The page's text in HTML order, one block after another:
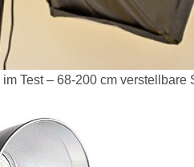
Test – 68-200 cm verstellbare